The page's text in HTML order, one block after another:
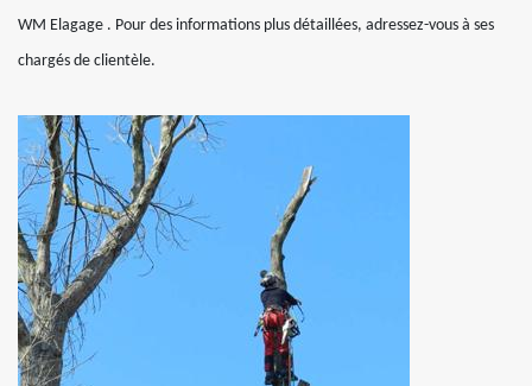
WM Elagage . Pour des informations plus détaillées, adressez-vous à ses
chargés de clientèle.